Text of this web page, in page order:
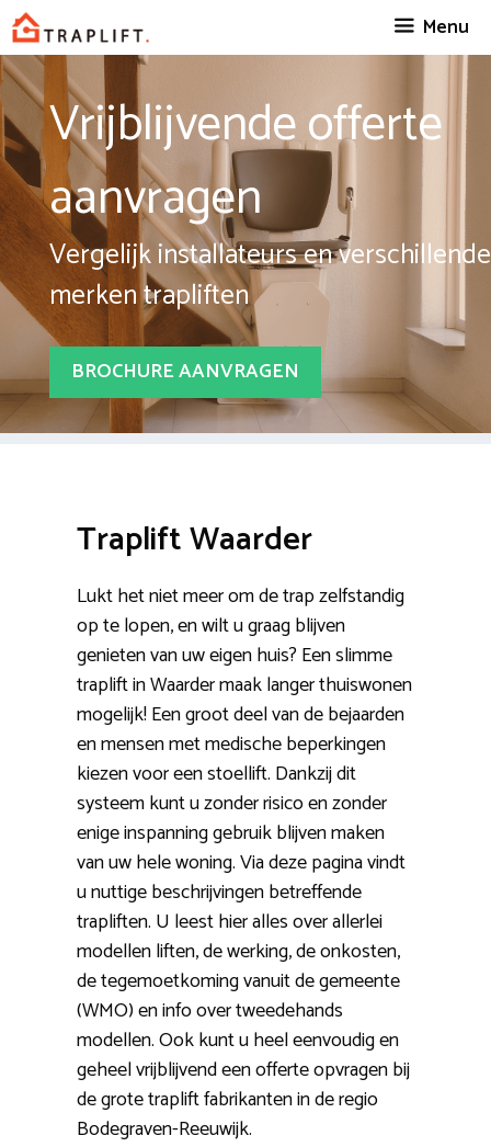
Spring
naar
inhoud
Menu
Vrijblijvende offerte
aanvragen
Vergelijk installateurs en verschillende
merken trapliften
BROCHURE AANVRAGEN
Traplift Waarder
Lukt het niet meer om de trap zelfstandig
op te lopen, en wilt u graag blijven
genieten van uw eigen huis? Een slimme
traplift in Waarder maak langer thuiswonen
mogelijk! Een groot deel van de bejaarden
en mensen met medische beperkingen
kiezen voor een stoellift. Dankzij dit
systeem kunt u zonder risico en zonder
enige inspanning gebruik blijven maken
van uw hele woning. Via deze pagina vindt
u nuttige beschrijvingen betreffende
trapliften. U leest hier alles over allerlei
modellen liften, de werking, de onkosten,
de tegemoetkoming vanuit de gemeente
(WMO) en info over tweedehands
modellen. Ook kunt u heel eenvoudig en
geheel vrijblijvend een offerte opvragen bij
de grote traplift fabrikanten in de regio
Bodegraven-Reeuwijk.